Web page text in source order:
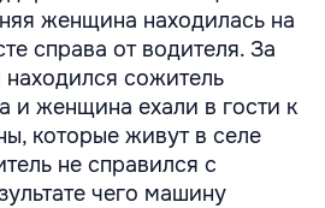
женщина находилась на
справа от водителя. За
сожитель
женщина ехали в гости к
которые живут в селе
не справился с
чего машину